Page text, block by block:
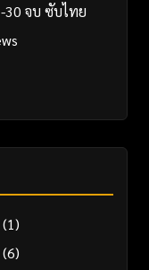
จบ ซับไทย
(1)
(6)